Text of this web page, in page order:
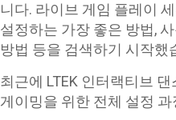
니다. 라이브 게임 플레이
설정하는 가장 좋은 방법,
방법 등을 검색하기 시작했
최근에 LTEK 인터랙티브
게이밍을 위한 전체 설정